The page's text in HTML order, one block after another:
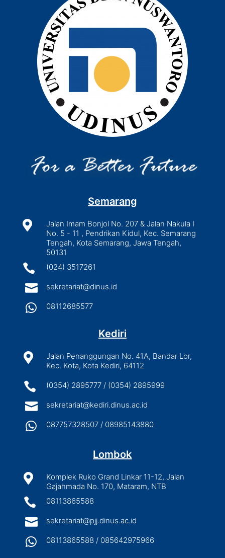
Semarang

Jalan Imam Bonjol No. 207 & Jalan Nakula I
No. 5 - 11 , Pendrikan Kidul, Kec. Semarang
Tengah, Kota Semarang, Jawa Tengah,
50131
 (024) 3517261
 sekretariat@dinus.id
 08112685577
Kediri

Jalan Penanggungan No. 41A, Bandar Lor,
Kec. Kota, Kota Kediri, 64112
 (0354) 2895777 / (0354) 2895999
 sekretariat@kediri.dinus.ac.id
 087757328507 / 08985143880
Lombok

Komplek Ruko Grand Linkar 11-12, Jalan
Gajahmada No. 170, Mataram, NTB
 08113865588
 sekretariat@pjj.dinus.ac.id
 08113865588 / 085642975966